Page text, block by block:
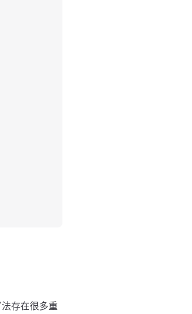
存在很多重